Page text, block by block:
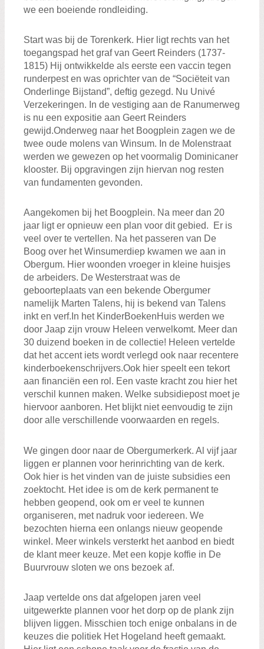
we een boeiende rondleiding.
Start was bij de Torenkerk. Hier ligt rechts van het
toegangspad het graf van Geert Reinders (1737-
1815) Hij ontwikkelde als eerste een vaccin tegen
runderpest en was oprichter van de “Sociëteit van
Onderlinge Bijstand”, deftig gezegd. Nu Univé
Verzekeringen. In de vestiging aan de Ranumerweg
is nu een expositie aan Geert Reinders
gewijd.Onderweg naar het Boogplein zagen we de
twee oude molens van Winsum. In de Molenstraat
werden we gewezen op het voormalig Dominicaner
klooster. Bij opgravingen zijn hiervan nog resten
van fundamenten gevonden.
Aangekomen bij het Boogplein. Na meer dan 20
jaar ligt er opnieuw een plan voor dit gebied. Er is
veel over te vertellen. Na het passeren van De
Boog over het Winsumerdiep kwamen we aan in
Obergum. Hier woonden vroeger in kleine huisjes
de arbeiders. De Westerstraat was de
geboorteplaats van een bekende Obergumer
namelijk Marten Talens, hij is bekend van Talens
inkt en verf.In het KinderBoekenHuis werden we
door Jaap zijn vrouw Heleen verwelkomt. Meer dan
30 duizend boeken in de collectie! Heleen vertelde
dat het accent iets wordt verlegd ook naar recentere
kinderboekenschrijvers.Ook hier speelt een tekort
aan financiën een rol. Een vaste kracht zou hier het
verschil kunnen maken. Welke subsidiepost moet je
hiervoor aanboren. Het blijkt niet eenvoudig te zijn
door alle verschillende voorwaarden en regels.
We gingen door naar de Obergumerkerk. Al vijf jaar
liggen er plannen voor herinrichting van de kerk.
Ook hier is het vinden van de juiste subsidies een
zoektocht. Het idee is om de kerk permanent te
hebben geopend, ook om er veel te kunnen
organiseren, met nadruk voor iedereen. We
bezochten hierna een onlangs nieuw geopende
winkel. Meer winkels versterkt het aanbod en biedt
de klant meer keuze. Met een kopje koffie in De
Buurvrouw sloten we ons bezoek af.
Jaap vertelde ons dat afgelopen jaren veel
uitgewerkte plannen voor het dorp op de plank zijn
blijven liggen. Misschien toch enige onbalans in de
keuzes die politiek Het Hogeland heeft gemaakt.